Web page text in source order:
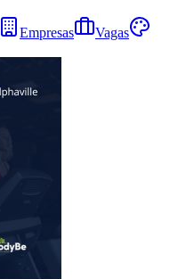
Empresas
Vagas